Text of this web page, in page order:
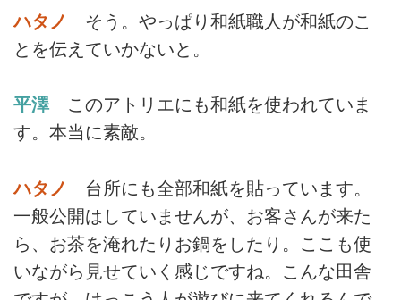
ハタノ
そう。やっぱり和紙職人が和紙のこ
とを伝えていかないと。
平澤このアトリエにも和紙を使われていま
す。本当に素敵。
ハタノ
台所にも全部和紙を貼っています。
一般公開はしていませんが、お客さんが来た
ら、お茶を淹れたりお鍋をしたり。ここも使
いながら見せていく感じですね。こんな田舎